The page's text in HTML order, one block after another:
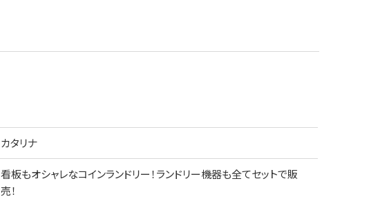
カタリナ
看板もオシャレなコインランドリー！ランドリー機器も全てセットで販
売！